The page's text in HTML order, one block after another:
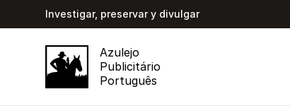
Investigar, preservar y divulgar
Azulejo
Publicitário
Português